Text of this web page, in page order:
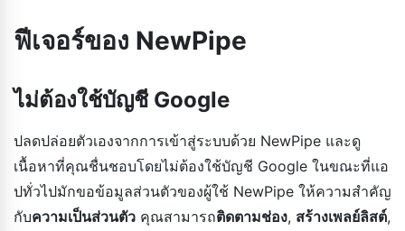
ฟีเจอร์ของ NewPipe
ไม่ต้องใช้บัญชี Google
ปลดปล่อยตัวเองจากการเข้าสู่ระบบด้วย NewPipe และดู
เนื้อหาที่คุณชื่นชอบโดยไม่ต้องใช้บัญชี Google ในขณะที่แอ
ปทั่วไปมักขอข้อมูลส่วนตัวของผู้ใช้ NewPipe ให้ความสำคัญ
กับความเป็นส่วนตัว คุณสามารถติดตามช่อง, สร้างเพลย์ลิสต์,